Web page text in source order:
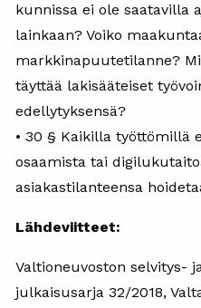
kunnissa ei ole saatavilla
lainkaan? Voiko
markkinapuutetilanne?
täyttää lakisääteiset
edellytyksensä?
• 30 § Kaikilla työttömillä
osaamista tai
asiakastilanteensa
Lähdeviitteet:
Valtioneuvoston selvitys-
julkaisusarja 32/2018,